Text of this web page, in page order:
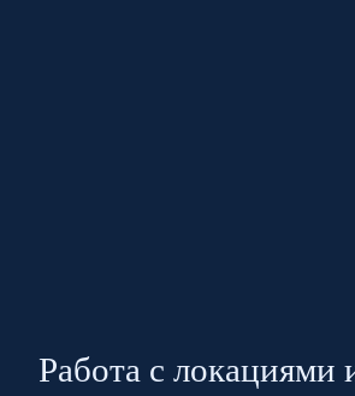
Работа с локациями